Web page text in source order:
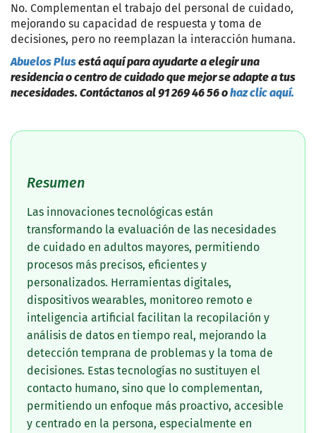
No. Complementan el trabajo del personal de cuidado,
mejorando su capacidad de respuesta y toma de
decisiones, pero no reemplazan la interacción humana.
Abuelos Plusestá aquí para ayudarte a elegir una
residencia o centro de cuidado que mejor se adapte a tus
necesidades. Contáctanos al 91 269 46 56 ohaz clic aquí.
Resumen
Las innovaciones tecnológicas están
transformando la evaluación de las necesidades
de cuidado en adultos mayores, permitiendo
procesos más precisos, eficientes y
personalizados. Herramientas digitales,
dispositivos wearables, monitoreo remoto e
inteligencia artificial facilitan la recopilación y
análisis de datos en tiempo real, mejorando la
detección temprana de problemas y la toma de
decisiones. Estas tecnologías no sustituyen el
contacto humano, sino que lo complementan,
permitiendo un enfoque más proactivo, accesible
y centrado en la persona, especialmente en